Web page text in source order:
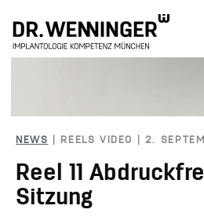
NEWS | REELS VIDEO | 2.
Reel 11
Sitzung